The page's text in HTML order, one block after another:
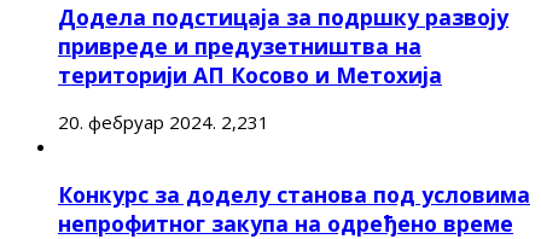
Додела подстицаја за подршку развоју
привреде и предузетништва на
територији АП Косово и Метохија
20. фебруар 2024. 2,231
Конкурс за доделу станова под условима
непрофитног закупа на одређено време